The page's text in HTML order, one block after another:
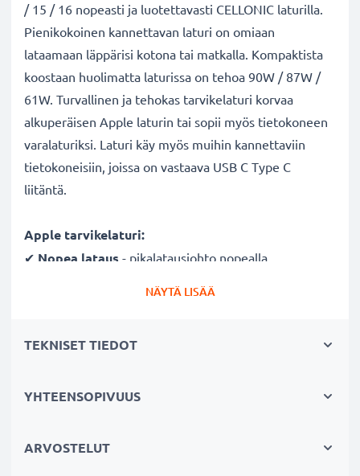
/ 15 / 16 nopeasti ja luotettavasti CELLONIC laturilla.
Pienikokoinen kannettavan laturi on omiaan
lataamaan läppärisi kotona tai matkalla. Kompaktista
koostaan huolimatta laturissa on tehoa 90W / 87W /
61W. Turvallinen ja tehokas tarvikelaturi korvaa
alkuperäisen Apple laturin tai sopii myös tietokoneen
varalaturiksi. Laturi käy myös muihin kannettaviin
tietokoneisiin, joissa on vastaava USB C Type C
liitäntä.
Apple tarvikelaturi:
✔ Nopea lataus - pikalatausjohto nopealla
ylikuumenemiselta ja ylijännitteeltä
Macbook Pro 13 / 15 / 16
joissa on USB C Type C liitäntä
NÄYTÄ LISÄÄ
TEKNISET TIEDOT
YHTEENSOPIVUUS
ARVOSTELUT